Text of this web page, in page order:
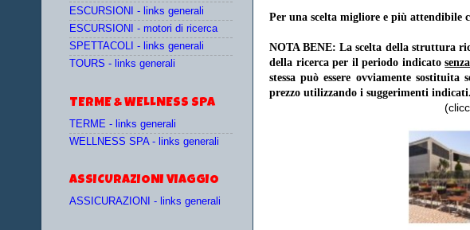
Per una scelta migliore e più attendibile
NOTA BENE: La scelta della struttura
della ricerca per il periodo indicato
stessa può essere ovviamente
prezzo utilizzando i suggerimenti indicati.
ESCURSIONI - links generali
ESCURSIONI - motori di ricerca
SPETTACOLI - links generali
TOURS - links generali
TERME & WELLNESS SPA
TERME - links generali
WELLNESS SPA - links generali
ASSICURAZIONI VIAGGIO
ASSICURAZIONI - links generali